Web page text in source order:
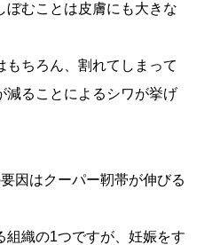
ぼむことは皮膚にも大きな
もちろん、割れてしまって
減ることによるシワが挙げ
因はクーパー靭帯が伸びる
組織の1つですが、妊娠をす